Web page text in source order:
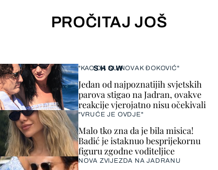
PROČITAJ JOŠ
SHOW
"KAO DA SU NOVAK ĐOKOVIĆ"
Jedan od najpoznatijih svjetskih
parova stigao na Jadran, ovakve
reakcije vjerojatno nisu očekivali
"VRUĆE JE OVDJE"
Malo tko zna da je bila misica!
Badić je istaknuo besprijekornu
figuru zgodne voditeljice
NOVA ZVIJEZDA NA JADRANU